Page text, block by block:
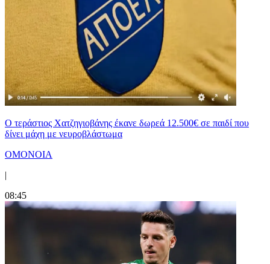
Ο τεράστιος Χατζηγιοβάνης έκανε δωρεά 12.500€ σε παιδί που
δίνει μάχη με νευροβλάστωμα
ΟΜΟΝΟΙΑ
|
08:45